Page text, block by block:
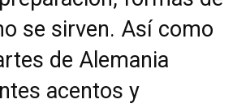
se sirven. Así como
de Alemania
acentos y